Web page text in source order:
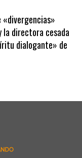
«divergencias»
directora cesada
dialogante» de